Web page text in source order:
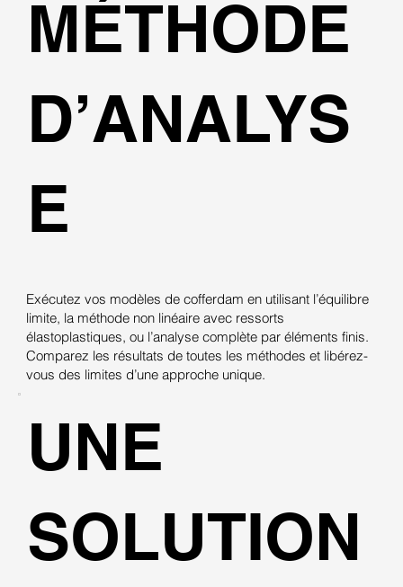
Exécutez vos modèles de cofferdam en utilisant l’équilibre
limite, la méthode non linéaire avec ressorts
élastoplastiques, ou l’analyse complète par éléments finis.
Comparez les résultats de toutes les méthodes et libérez-
vous des limites d’une approche unique.
MÉTHODE
D’ANALYS
E
UNE
SOLUTION